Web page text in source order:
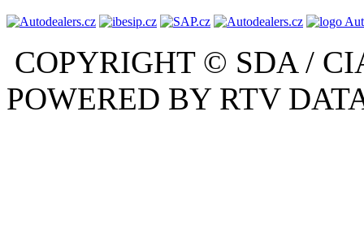
COPYRIGHT © SDA /
POWERED BY RTV